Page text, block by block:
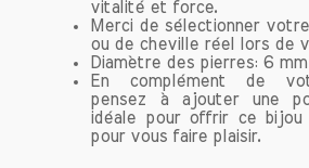
l'expression artistique ou
en lithothérapie, la
captiver et d'inspirer ceux
Si vous cherchez une
beauté et puissance
cornaline est un excellent
vitalité et force.
Merci de sélectionner
ou de cheville réel lors de
Diamètre des pierres: 6 mm
En complément de
pensez à ajouter une
idéale pour offrir ce bijou
pour vous faire plaisir.